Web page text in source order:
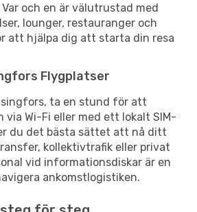
och en är välutrustad med
lounger, restauranger och
att hjälpa dig att starta din resa
Flygplatser
ta en stund för att
via Wi-Fi eller med ett lokalt SIM-
du det bästa sättet att nå ditt
kollektivtrafik eller privat
vid informationsdiskar är en
ankomstlogistiken.